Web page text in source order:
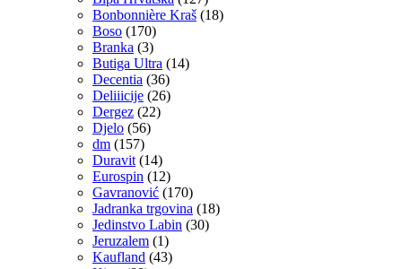
Bonbonnière Kraš (18)
Boso (170)
Branka (3)
Butiga Ultra (14)
Decentia (36)
Deliiicije (26)
Dergez (22)
Djelo (56)
dm (157)
Duravit (14)
Eurospin (12)
Gavranović (170)
Jadranka trgovina (18)
Jedinstvo Labin (30)
Jeruzalem (1)
Kaufland (43)